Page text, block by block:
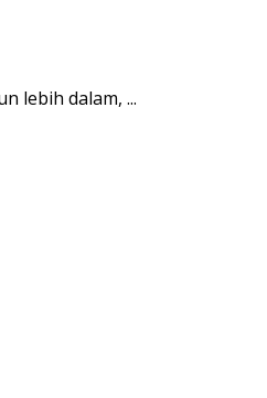
lebih dalam, ...